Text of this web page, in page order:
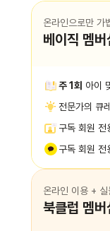
온라인으로만 가
베이직 멤버
주 1회 아이
전문가의 큐
구독 회원 전
구독 회원 전
온라인 이용 +
북클럽 멤버